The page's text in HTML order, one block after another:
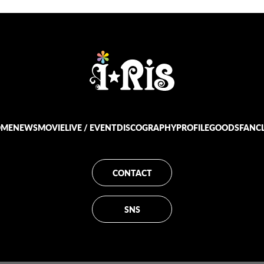
NEWSMOVIELIVE / EVENTDISCOGRAPHYPROFILEGOODS
CONTACT
SNS